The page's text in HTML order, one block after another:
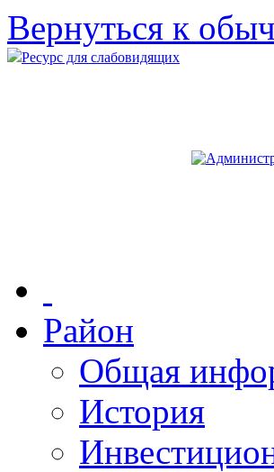
Вернуться к
Ресурс для слабовидящих
Район
Общая
История